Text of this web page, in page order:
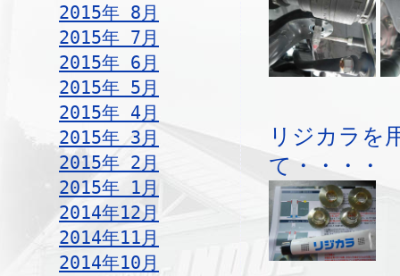
2015年 8月
2015年 7月
2015年 6月
2015年 5月
2015年 4月
2015年 3月
2015年 2月
2015年 1月
2014年12月
2014年11月
2014年10月
リジカラを
て・・・・